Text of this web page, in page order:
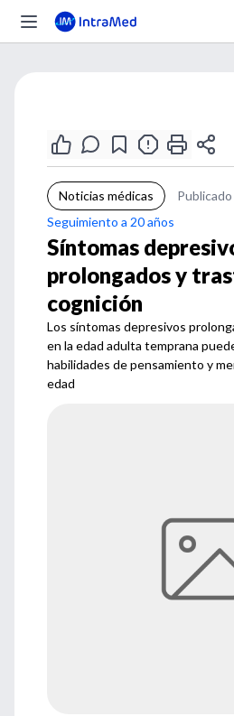
Noticias médicas
Seguimiento a 20 años
Síntomas
prolongados y
cognición
Los síntomas depresivos
en la edad adulta temprana
habilidades de pensamiento y
edad